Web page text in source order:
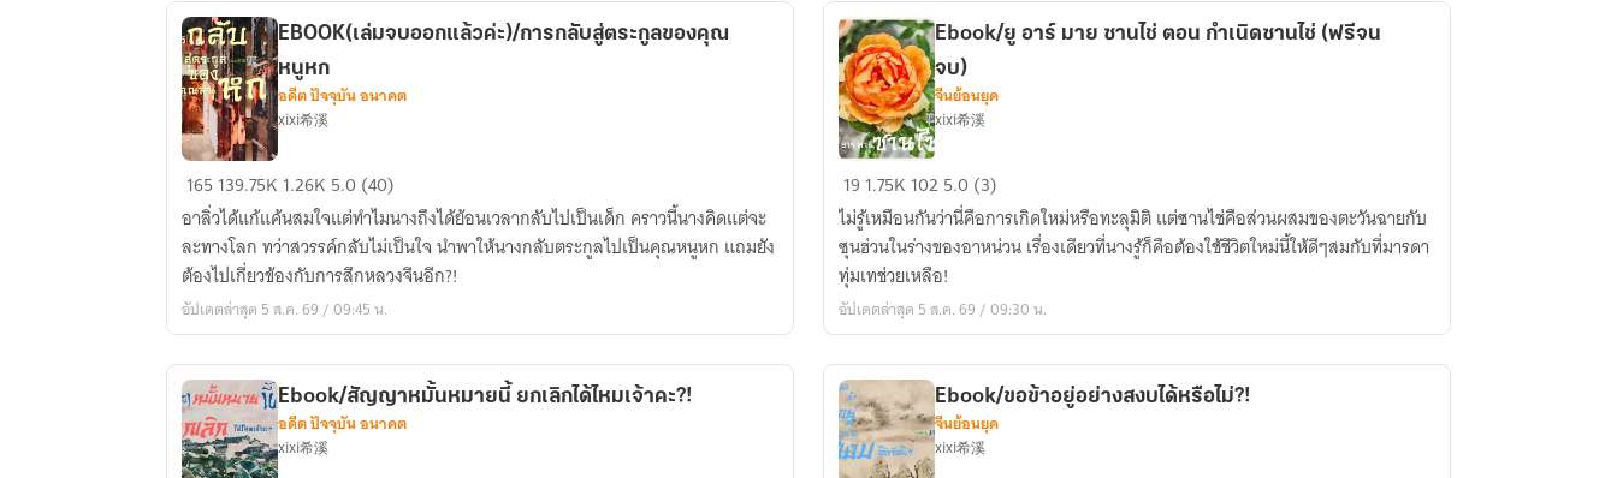
ค่ะ)
EBOOK(เล่ม
จบ
ออก
แล้ว
ค่ะ)/
การก
สู่
ตระกูล
ของ
คุณ
EBOOK(เล่มจบออกแล้วค่ะ)/การกลับสู่ตระกูลของคุณ
หนูหก
อดีต ปัจจุบัน อนาคต
xixi希溪
165 139.75K 1.26K 5.0 (40)
อาลิ่วได้แก้แค้นสมใจแต่ทำไมนางถึงได้ย้อนเวลากลับไปเป็นเด็ก คราวนี้นางคิดแต่จะ
ละทางโลก ทว่าสวรรค์กลับไม่เป็นใจ นำพาให้นางกลับตระกูลไปเป็นคุณหนูหก แถมยัง
ต้องไปเกี่ยวข้องกับการสึกหลวงจีนอีก?!
อัปเดตล่าสุด 5 ส.ค. 69 / 09:45 น.
Ebook/
ยู
อาร์
มาย
ซาน
ไช่
กำเนิด
ซาน
ไช่
(ฟรี
Ebook/ยู อาร์ มาย ซานไช่ ตอน กำเนิดซานไช่ (ฟรีจน
จบ)
จีนย้อนยุค
xixi希溪
19 1.75K 102 5.0 (3)
ไม่รู้เหมือนกันว่านี่คือการเกิดใหม่หรือทะลุมิติ แต่ซานไช่คือส่วนผสมของตะวันฉายกับ
ซุนฮ่วนในร่างของอาหน่วน เรื่องเดียวที่นางรู้ก็คือต้องใช้ชีวิตใหม่นี้ให้ดีๆสมกับที่มารดา
ทุ่มเทช่วยเหลือ!
อัปเดตล่าสุด 5 ส.ค. 69 / 09:30 น.
Ebook/สัญญาหมั้นหมายนี้ ยกเลิกได้ไหมเจ้าคะ?!
อดีต ปัจจุบัน อนาคต
xixi希溪
Ebook/ขอข้าอยู่อย่างสงบได้หรือไม่?!
จีนย้อนยุค
xixi希溪